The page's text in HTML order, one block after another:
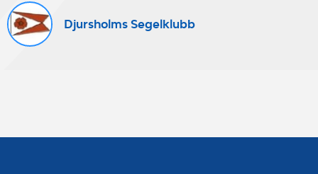
Djursholms Segelklubb